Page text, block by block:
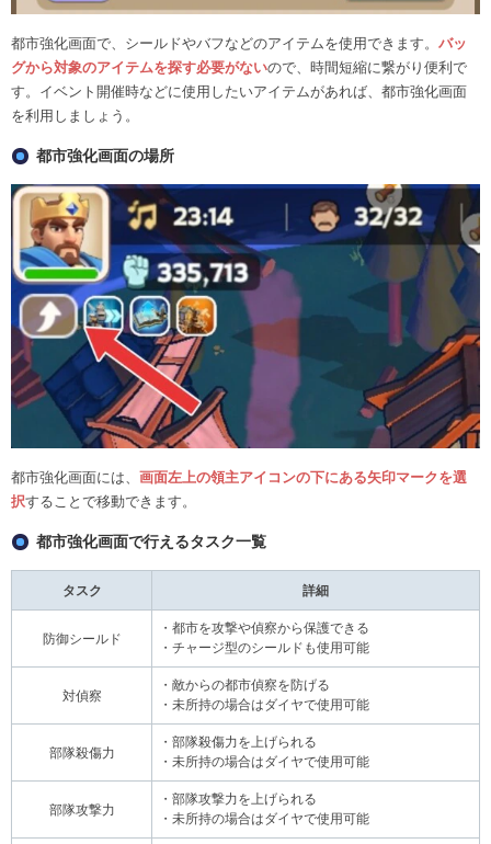
都市強化画面で、シールドやバフなどのアイテムを使用できます。 バッ
グから対象のアイテムを探す必要がないので、時間短縮に繋がり便利で
す。イベント開催時などに使用したいアイテムがあれば、都市強化画面
を利用しましょう。
都市強化画面の場所
都市強化画面には、 画面左上の領主アイコンの下にある矢印マークを選
択することで移動できます。
都市強化画面で行えるタスク一覧
タスク 詳細
防御シールド
・都市を攻撃や偵察から保護できる
・チャージ型のシールドも使用可能
対偵察
・敵からの都市偵察を防げる
・未所持の場合はダイヤで使用可能
部隊殺傷力
・部隊殺傷力を上げられる
・未所持の場合はダイヤで使用可能
部隊攻撃力
・部隊攻撃力を上げられる
・未所持の場合はダイヤで使用可能